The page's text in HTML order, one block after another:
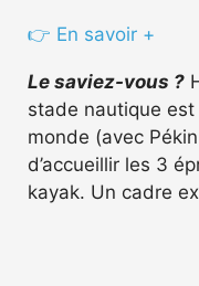
👉 En savoir +
Le saviez-vous ?
stade nautique est
monde (avec
d’accueillir les 3
kayak. Un cadre